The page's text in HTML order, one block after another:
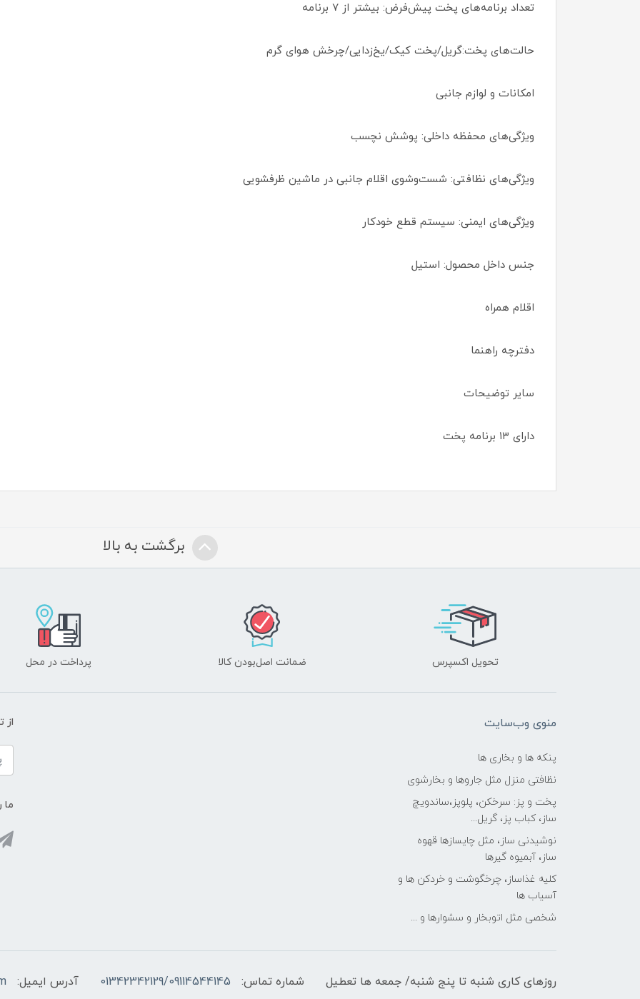
تعداد برنامه‌های پخت پیش‌فرض: بیشتر از ۷ برنامه
حالت‌های پخت:گریل/پخت کیک/یخ‌زدایی/چرخش هوای گرم
امکانات و لوازم جانبی
ویژگی‌های محفظه داخلی: پوشش نچسب
ویژگی‌های نظافتی: شست‌وشوی اقلام جانبی در ماشین ظرفشویی
ویژگی‌های ایمنی: سیستم قطع خودکار
جنس داخل محصول: استیل
اقلام همراه
دفترچه راهنما
سایر توضیحات
دارای ۱۳ برنامه پخت
برگشت به بالا
تحویل اکسپرس ضمانت اصل‌بودن کالا پرداخت در محل
منوی وب‌سایت
پنکه ها و بخاری ها
نظافتی منزل مثل جاروها و بخارشوی
پخت و پز: سرخکن، پلوپز،ساندویچ
ساز، کباب پز، گریل...
نوشیدنی ساز، مثل چایسازها قهوه
ساز، آبمیوه گیرها
کلیه غذاساز، چرخگوشت و خردکن ها و
آسیاب ها
شخصی مثل اتوبخار و سشوارها و ...
از
ما
روزهای کاری شنبه تا پنج شنبه/ جمعه ها تعطیل شماره تماس: 01342342129/09114544145 آدرس ایمیل: